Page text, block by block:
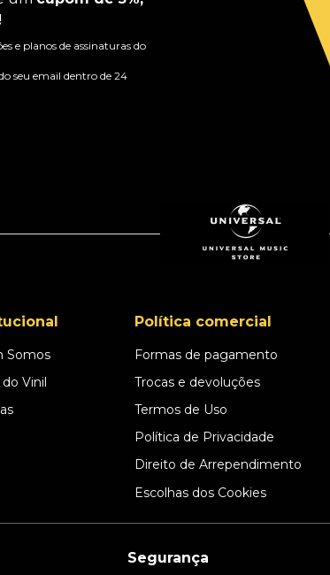
e planos de assinaturas do
seu email dentro de 24
Somos
Vinil
Política comercial
Formas de pagamento
Trocas e devoluções
Termos de Uso
Política de Privacidade
Direito de Arrependimento
Escolhas dos Cookies
Segurança